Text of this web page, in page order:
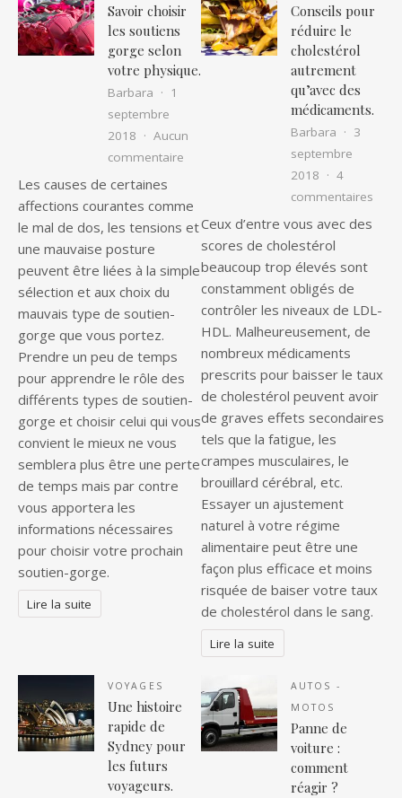
Savoir choisir
les soutiens
gorge selon
votre physique.
Barbara
1
septembre
2018
Aucun
commentaire sur Savoir choisir les soutiens gorge
Les causes de certaines
affections courantes comme
le mal de dos, les tensions et
une mauvaise posture
peuvent être liées à la simple
sélection et aux choix du
mauvais type de soutien-
gorge que vous portez.
Prendre un peu de temps
pour apprendre le rôle des
différents types de soutien-
gorge et choisir celui qui vous
convient le mieux ne vous
semblera plus être une perte
de temps mais par contre
vous apportera les
informations nécessaires
pour choisir votre prochain
soutien-gorge.
Lire la suite
Conseils pour
réduire le
cholestérol
autrement
qu’avec des
médicaments.
Barbara
3
septembre
2018
4
commentaires
Ceux d’entre vous avec des
scores de cholestérol
beaucoup trop élevés sont
constamment obligés de
contrôler les niveaux de LDL-
HDL. Malheureusement, de
nombreux médicaments
prescrits pour baisser le taux
de cholestérol peuvent avoir
de graves effets secondaires
tels que la fatigue, les
crampes musculaires, le
brouillard cérébral, etc.
Essayer un ajustement
naturel à votre régime
alimentaire peut être une
façon plus efficace et moins
risquée de baiser votre taux
de cholestérol dans le sang.
Lire la suite
VOYAGES
Une histoire
rapide de
Sydney pour
les futurs
voyageurs.
AUTOS -
MOTOS
Panne de
voiture :
comment
réagir ?